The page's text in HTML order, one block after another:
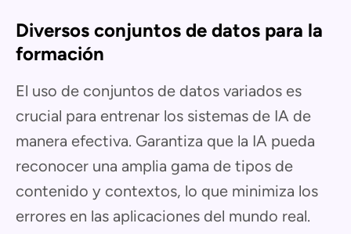
Diversos conjuntos de datos para la
formación
El uso de conjuntos de datos variados es
crucial para entrenar los sistemas de IA de
manera efectiva. Garantiza que la IA pueda
reconocer una amplia gama de tipos de
contenido y contextos, lo que minimiza los
errores en las aplicaciones del mundo real.